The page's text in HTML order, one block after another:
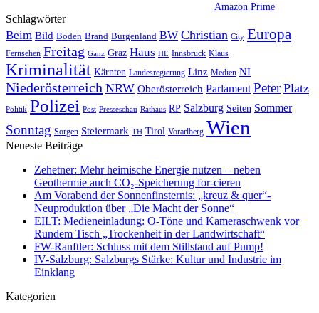
Amazon Prime
Schlagwörter
Beim Bild Boden Brand Burgenland BW Christian City Europa
Fernsehen Freitag Ganz Graz Haus HE Innsbruck Klaus
Kriminalität Kärnten Landesregierung Linz Medien NI
Niederösterreich NRW Oberösterreich Parlament Peter Platz
Politik Polizei Post Presseschau Rathaus RP Salzburg Seiten Sommer
Sonntag Sorgen Steiermark TH Tirol Vorarlberg Wien
Neueste Beiträge
Zehetner: Mehr heimische Energie nutzen – neben
Geothermie auch CO₂-Speicherung for-cieren
Am Vorabend der Sonnenfinsternis: „kreuz & quer“-
Neuproduktion über „Die Macht der Sonne“
EILT: Medieneinladung: O-Töne und Kameraschwenk vor
Rundem Tisch „Trockenheit in der Landwirtschaft“
FW-Ranftler: Schluss mit dem Stillstand auf Pump!
IV-Salzburg: Salzburgs Stärke: Kultur und Industrie im
Einklang
Kategorien